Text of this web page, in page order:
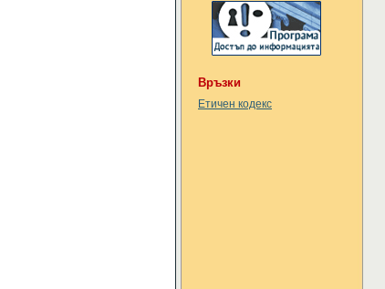
Връзки
Етичен кодекс